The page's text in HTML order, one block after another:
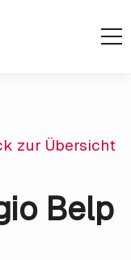
zur Übersicht
Belp